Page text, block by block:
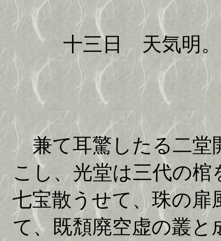
十三日 天気明
兼て耳驚したる二堂
こし、光堂は三代の
七宝散うせて、珠の扉
て、既頽廃空虚の叢